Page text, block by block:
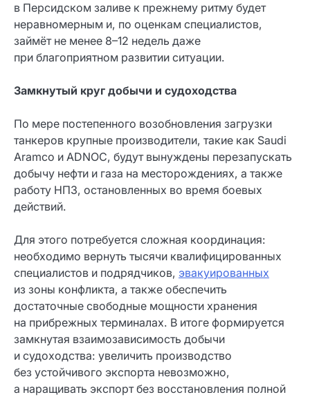
в Персидском заливе к прежнему ритму будет
неравномерным и, по оценкам специалистов,
займёт не менее 8–12 недель даже
при благоприятном развитии ситуации.
Замкнутый круг добычи и судоходства
По мере постепенного возобновления загрузки
танкеров крупные производители, такие как Saudi
Aramco и ADNOC, будут вынуждены перезапускать
добычу нефти и газа на месторождениях, а также
работу НПЗ, остановленных во время боевых
действий.
Для этого потребуется сложная координация:
необходимо вернуть тысячи квалифицированных
специалистов и подрядчиков, эвакуированных
из зоны конфликта, а также обеспечить
достаточные свободные мощности хранения
на прибрежных терминалах. В итоге формируется
замкнутая взаимозависимость добычи
и судоходства: увеличить производство
без устойчивого экспорта невозможно,
а наращивать экспорт без восстановления полной